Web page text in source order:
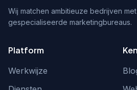
Wij matchen ambitieuze bedrijven
gespecialiseerde marketingbureaus.
Platform
Werkwijze